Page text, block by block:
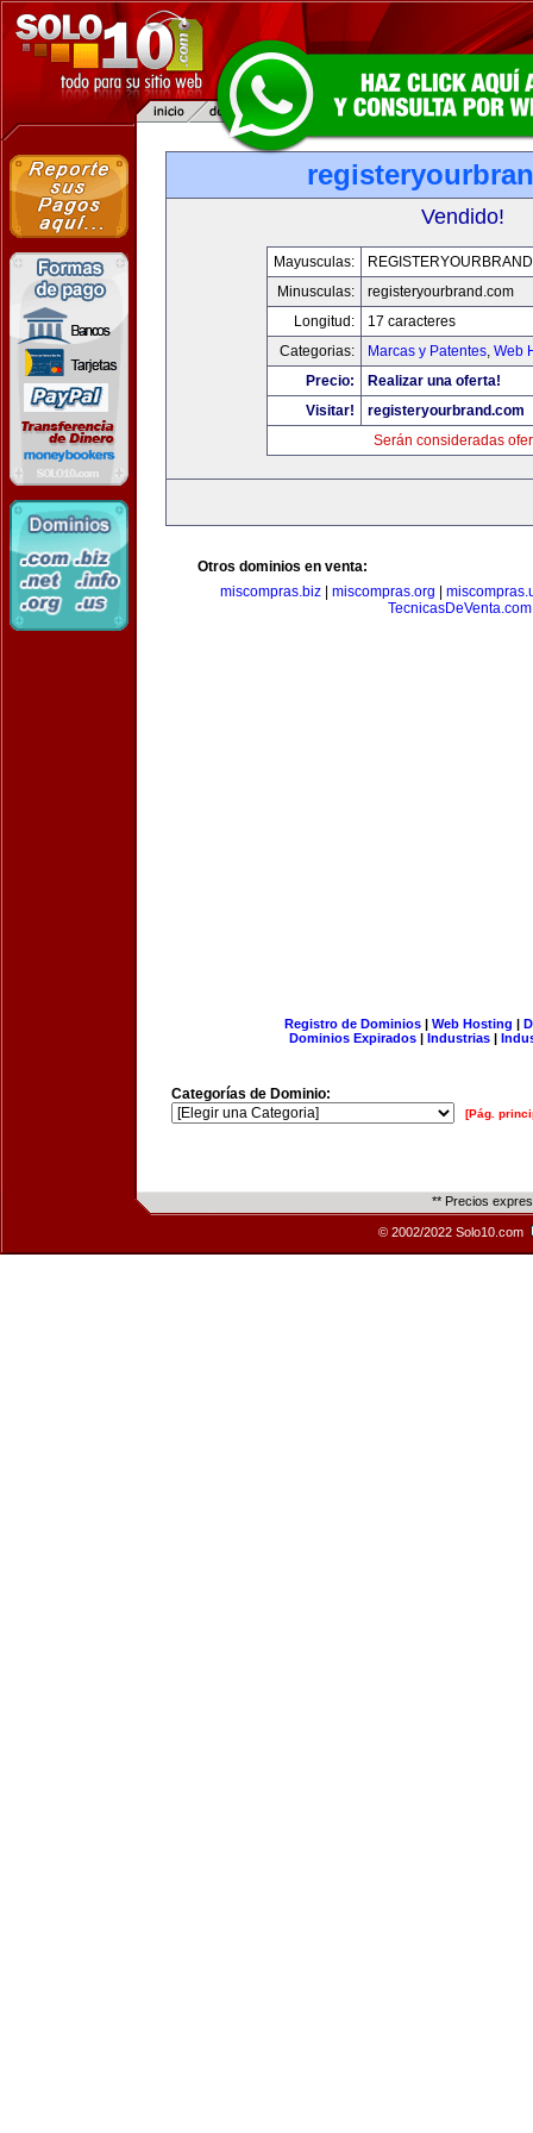
Vendido!
Mayusculas:
Minusculas:
registeryourbrand.com
Longitud:
17 caracteres
Categorias:
Marcas y Patentes, Web
Precio:
Realizar una oferta!
Visitar!
registeryourbrand.com
Serán consideradas
Otros dominios en venta:
miscompras.biz| miscompras.org
TecnicasDeVenta.com
Registro de Dominios| Web Hosting |
Dominios Expirados | Industrias |
Categorías de Dominio:
[Pág.
** Precios
© 2002/2022 Solo10.com